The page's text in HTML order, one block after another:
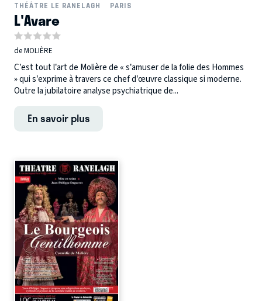
THÉÂTRE LE RANELAGH
PARIS
L'Avare
de MOLIÈRE
C’est tout l’art de Molière de « s’amuser de la folie des Hommes
» qui s’exprime à travers ce chef d’œuvre classique si moderne.
Outre la jubilatoire analyse psychiatrique de...
En savoir plus